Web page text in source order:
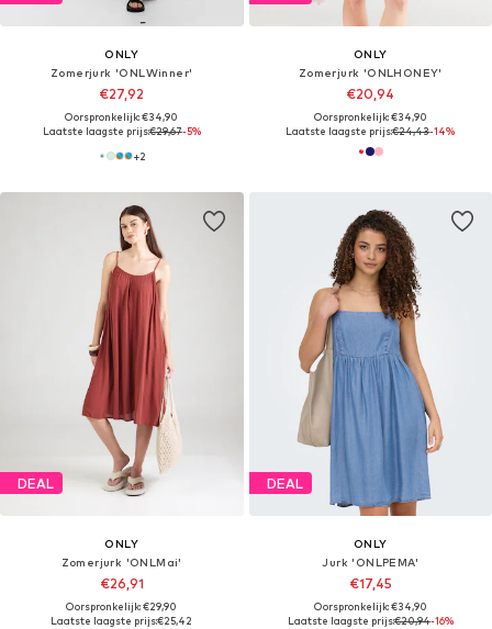
ONLY
Zomerjurk 'ONLWinner'
€27,92
Oorspronkelijk: €34,90
Laatste laagste prijs:€29,67-5%
+2
ONLY
Zomerjurk 'ONLHONEY'
€20,94
Oorspronkelijk: €34,90
Laatste laagste prijs:€24,43-14%
DEAL
ONLY
Zomerjurk 'ONLMai'
€26,91
Oorspronkelijk: €29,90
Laatste laagste prijs:€25,42
DEAL
ONLY
Jurk 'ONLPEMA'
€17,45
Oorspronkelijk: €34,90
Laatste laagste prijs:€20,94-16%